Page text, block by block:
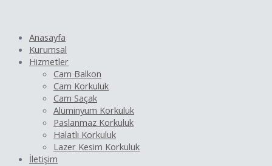
Anasayfa
Kurumsal
Hizmetler
Cam Balkon
Cam Korkuluk
Cam Saçak
Alüminyum Korkuluk
Paslanmaz Korkuluk
Halatlı Korkuluk
Lazer Kesim Korkuluk
İletişim